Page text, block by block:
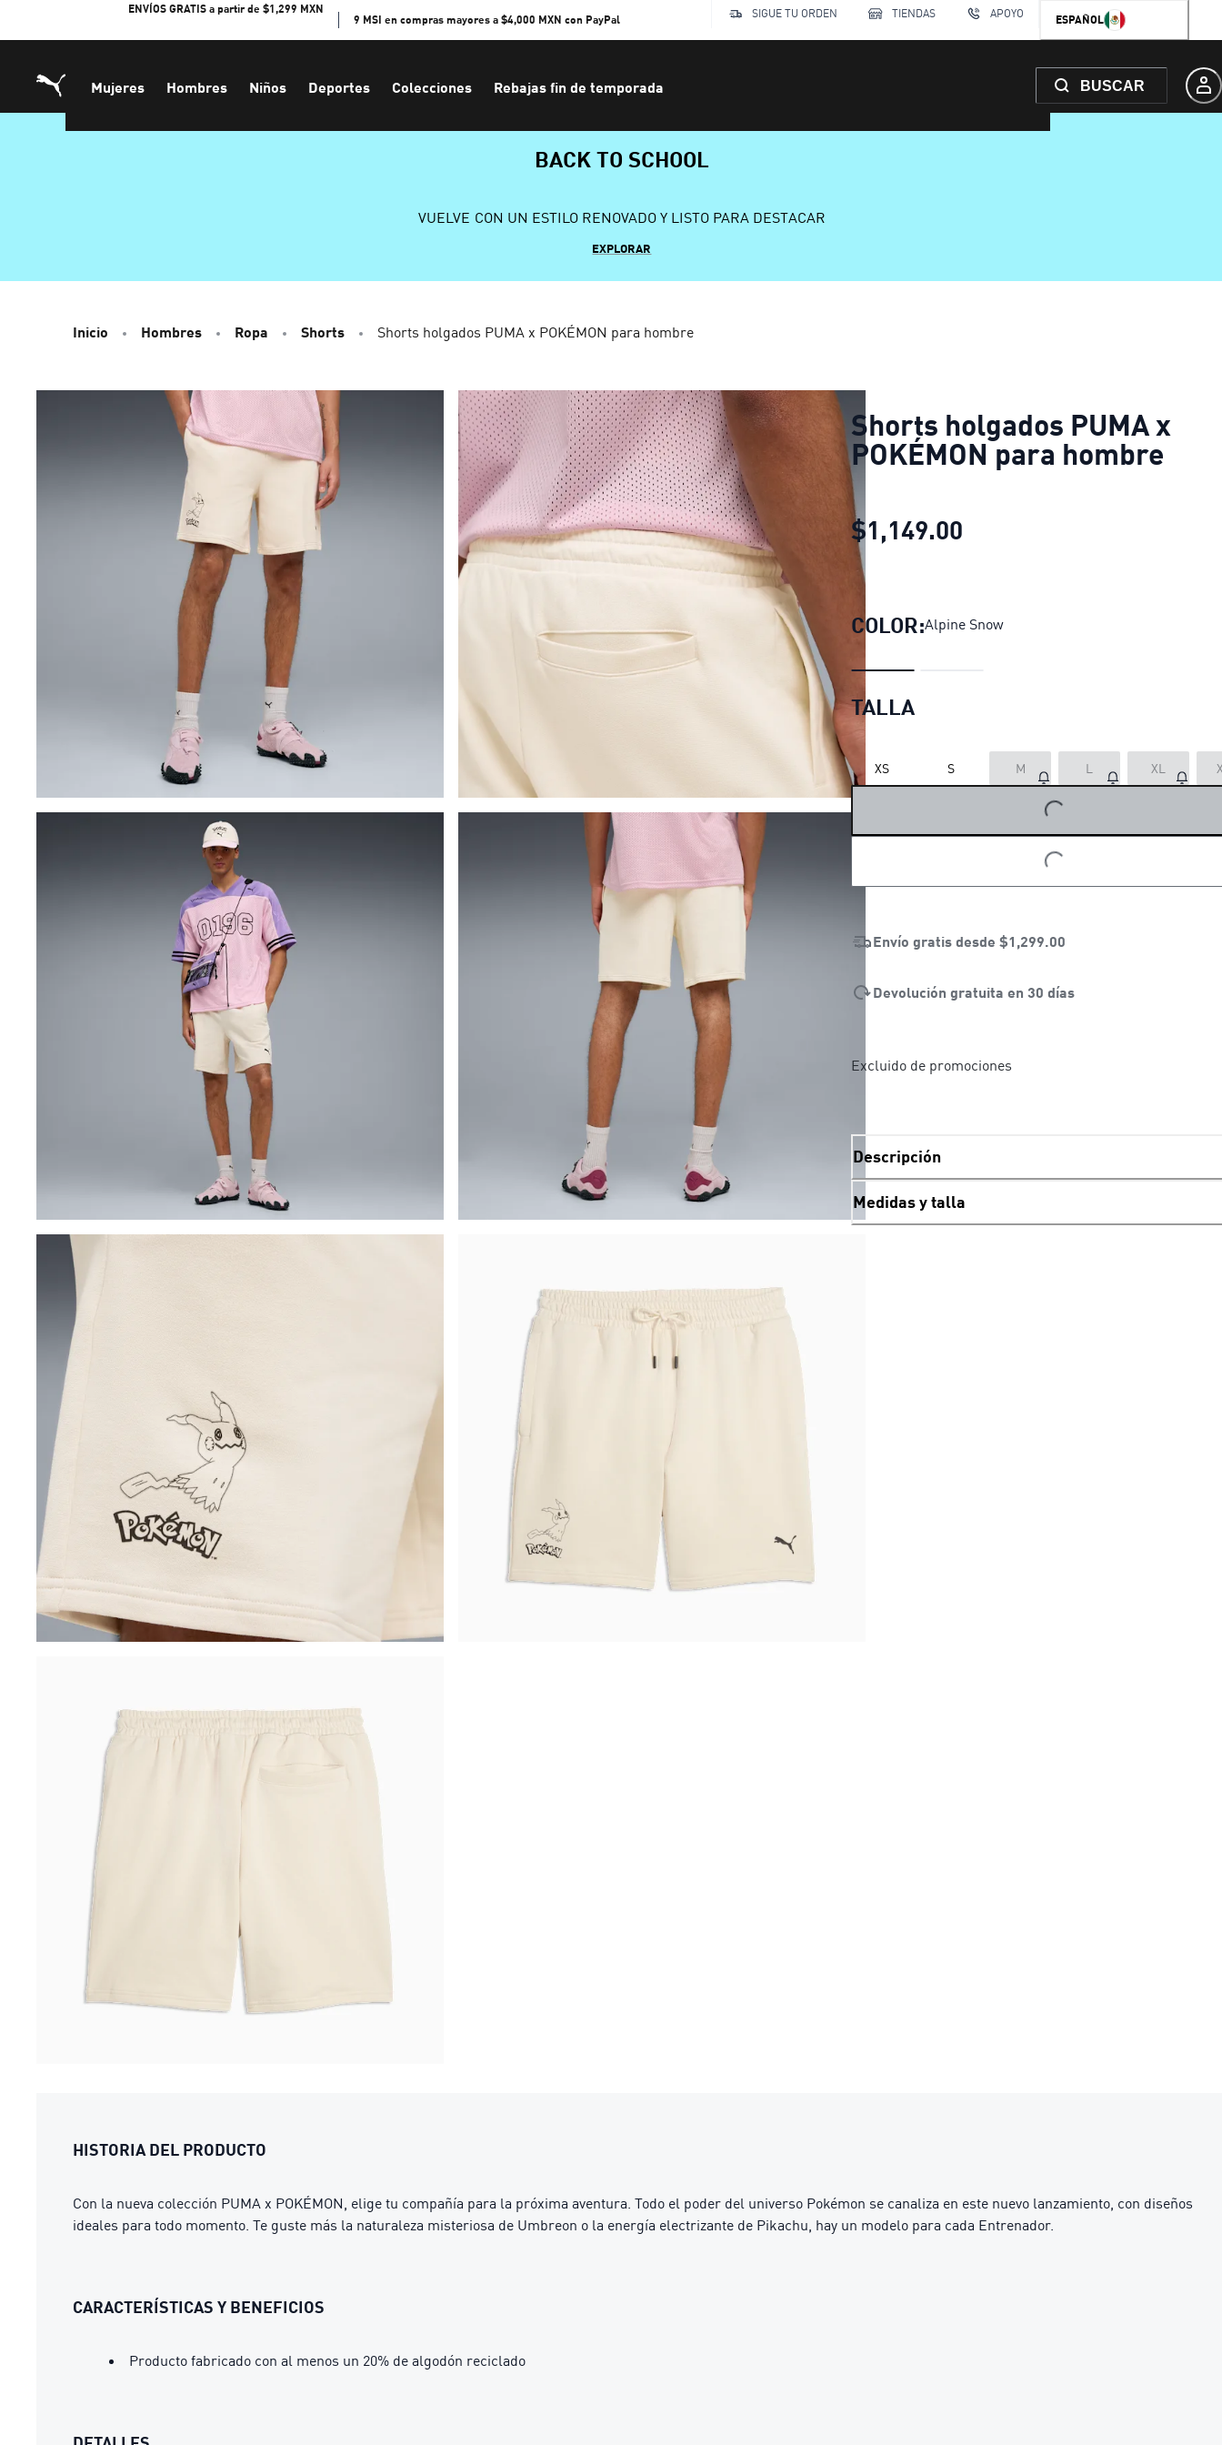
ENVÍOS GRATIS a partir de $1,299 MXN
9 MSI en compras mayores a $4,000 MXN con PayPal
SIGUE TU ORDEN TIENDAS APOYO ESPAÑOL
Mujeres Hombres Niños Deportes Colecciones Rebajas fin de temporada BUSCAR
BACK TO SCHOOL
VUELVE CON UN ESTILO RENOVADO Y LISTO PARA DESTACAR
EXPLORAR
Inicio Hombres Ropa Shorts Shorts holgados PUMA x POKÉMON para hombre
Shorts holgados PUMA x
POKÉMON para hombre
$1,149.00
COLOR:Alpine Snow
TALLA
XS S M L XL
LOADING...
LOADING...
Envío gratis desde $1,299.00
Devolución gratuita en 30 días
Excluido de promociones
Descripción
Medidas y talla
HISTORIA DEL PRODUCTO
Con la nueva colección PUMA x POKÉMON, elige tu compañía para la próxima aventura. Todo el poder del universo Pokémon se canaliza en este nuevo lanzamiento, con diseños
ideales para todo momento. Te guste más la naturaleza misteriosa de Umbreon o la energía electrizante de Pikachu, hay un modelo para cada Entrenador.
CARACTERÍSTICAS Y BENEFICIOS
Producto fabricado con al menos un 20% de algodón reciclado